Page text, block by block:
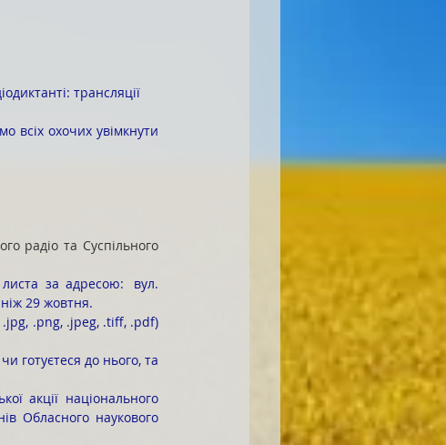
радіо та Суспільного
29 жовтня.
Обласного наукового